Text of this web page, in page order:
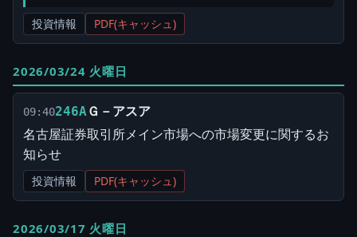
投資情報 PDF(キャッシュ)
2026/03/24 火曜日
09:40246AＧ－アスア
名古屋証券取引所メイン市場への市場変更に関するお
知らせ
投資情報 PDF(キャッシュ)
2026/03/17 火曜日